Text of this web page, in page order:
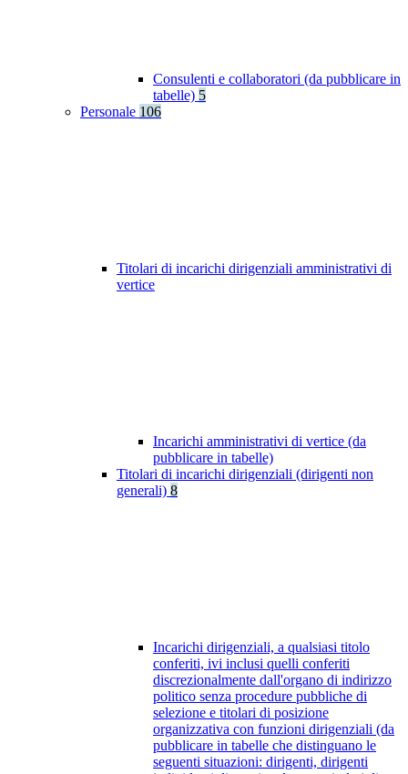
Consulenti e collaboratori (da pubblicare in
tabelle) 5
Personale 106
Titolari di incarichi dirigenziali amministrativi di
vertice
Incarichi amministrativi di vertice (da
pubblicare in tabelle)
Titolari di incarichi dirigenziali (dirigenti non
generali) 8
Incarichi dirigenziali, a qualsiasi titolo
conferiti, ivi inclusi quelli conferiti
discrezionalmente dall'organo di indirizzo
politico senza procedure pubbliche di
selezione e titolari di posizione
organizzativa con funzioni dirigenziali (da
pubblicare in tabelle che distinguano le
seguenti situazioni: dirigenti, dirigenti